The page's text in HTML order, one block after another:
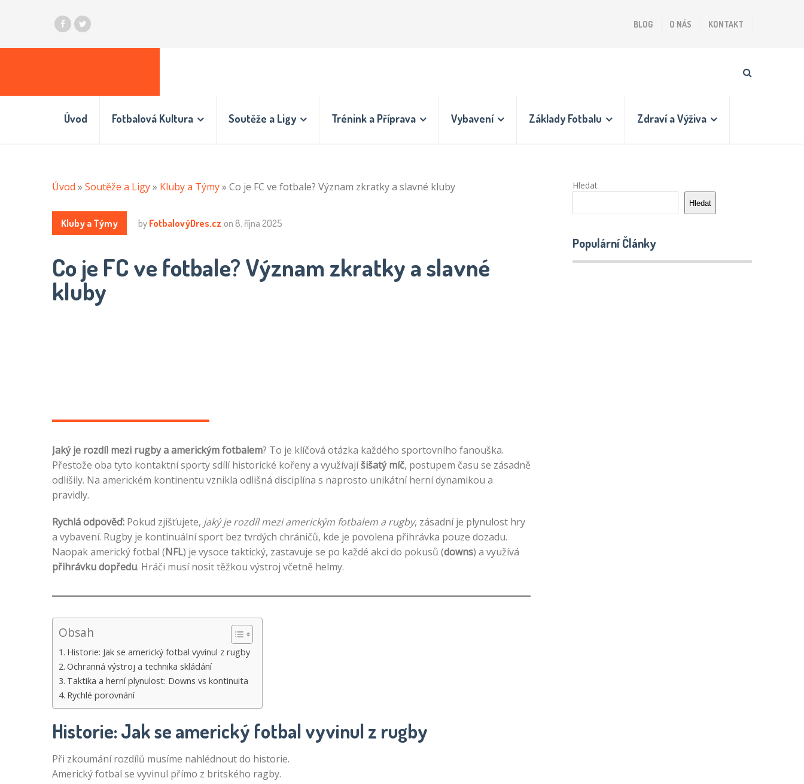
BLOG O NÁS KONTAKT
Úvod Fotbalová Kultura Soutěže a Ligy Trénink a Příprava Vybavení Základy Fotbalu Zdraví a Výživa
Úvod » Soutěže a Ligy» Kluby a Týmy» Co je FC ve fotbale? Význam zkratky a slavné kluby
Kluby a Týmy by FotbalovýDres.cz on 8. října 2025
Co je FC ve fotbale? Význam zkratky a slavné
kluby
Jaký je rozdíl mezi rugby a americkým fotbalem? To je klíčová otázka každého sportovního fanouška.
Přestože oba tyto kontaktní sporty sdílí historické kořeny a využívajíšišatý míč, postupem času se zásadně
odlišily. Na americkém kontinentu vznikla odlišná disciplína s naprosto unikátní herní dynamikou a
pravidly.
Rychlá odpověď: Pokud zjišťujete, jaký je rozdíl mezi americkým fotbalem a rugby, zásadní je plynulost hry
a vybavení. Rugby je kontinuální sport bez tvrdých chráničů, kde je povolena přihrávka pouze dozadu.
Naopak americký fotbal (NFL) je vysoce taktický, zastavuje se po každé akci do pokusů (downs) a využívá
přihrávku dopředu. Hráči musí nosit těžkou výstroj včetně helmy.
Obsah
Historie: Jak se americký fotbal vyvinul z rugby
Ochranná výstroj a technika skládání
Taktika a herní plynulost: Downs vs kontinuita
Rychlé porovnání
Historie: Jak se americký fotbal vyvinul z rugby
Při zkoumání rozdílů musíme nahlédnout do historie.
Americký fotbal se vyvinul přímo z britského ragby.
Hledat
Hledat
Populární Články